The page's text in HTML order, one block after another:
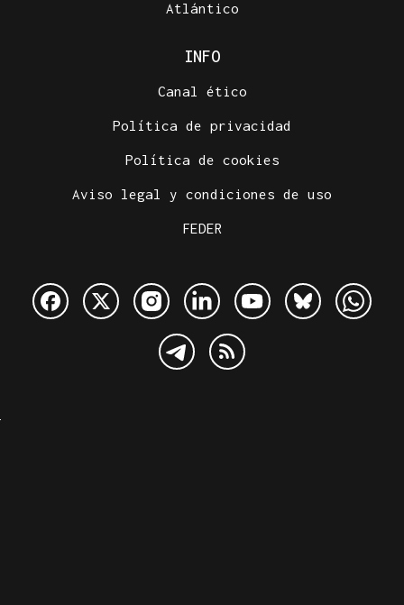
Atlántico
INFO
Canal ético
Política de privacidad
Política de cookies
Aviso legal y condiciones de uso
FEDER